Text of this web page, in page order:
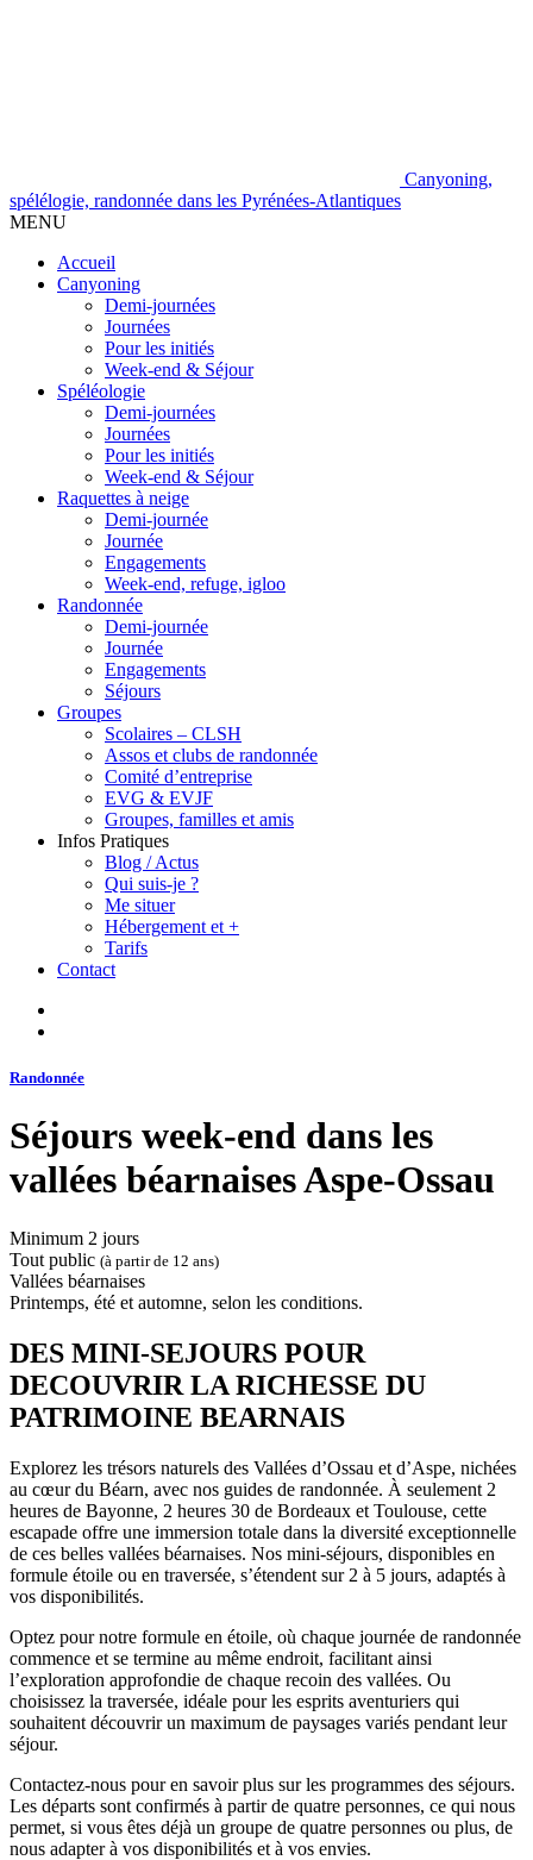
Canyoning,
spélélogie, randonnée dans les Pyrénées-Atlantiques
MENU
Accueil
Canyoning
Demi-journées
Journées
Pour les initiés
Week-end & Séjour
Spéléologie
Demi-journées
Journées
Pour les initiés
Week-end & Séjour
Raquettes à neige
Demi-journée
Journée
Engagements
Week-end, refuge, igloo
Randonnée
Demi-journée
Journée
Engagements
Séjours
Groupes
Scolaires – CLSH
Assos et clubs de randonnée
Comité d’entreprise
EVG & EVJF
Groupes, familles et amis
Infos Pratiques
Blog / Actus
Qui suis-je ?
Me situer
Hébergement et +
Tarifs
Contact
Randonnée
Séjours week-end dans les
vallées béarnaises Aspe-Ossau
Minimum 2 jours
Tout public (à partir de 12 ans)
Vallées béarnaises
Printemps, été et automne, selon les conditions.
DES MINI-SEJOURS POUR
DECOUVRIR LA RICHESSE DU
PATRIMOINE BEARNAIS
Explorez les trésors naturels des Vallées d’Ossau et d’Aspe, nichées
au cœur du Béarn, avec nos guides de randonnée. À seulement 2
heures de Bayonne, 2 heures 30 de Bordeaux et Toulouse, cette
escapade offre une immersion totale dans la diversité exceptionnelle
de ces belles vallées béarnaises. Nos mini-séjours, disponibles en
formule étoile ou en traversée, s’étendent sur 2 à 5 jours, adaptés à
vos disponibilités.
Optez pour notre formule en étoile, où chaque journée de randonnée
commence et se termine au même endroit, facilitant ainsi
l’exploration approfondie de chaque recoin des vallées. Ou
choisissez la traversée, idéale pour les esprits aventuriers qui
souhaitent découvrir un maximum de paysages variés pendant leur
séjour.
Contactez-nous pour en savoir plus sur les programmes des séjours.
Les départs sont confirmés à partir de quatre personnes, ce qui nous
permet, si vous êtes déjà un groupe de quatre personnes ou plus, de
nous adapter à vos disponibilités et à vos envies.